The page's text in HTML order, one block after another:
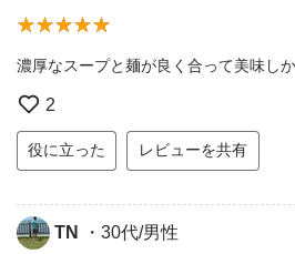
濃厚なスープと麺が良く合って美味し
2
役に立った レビューを共有
TN ・30代/男性